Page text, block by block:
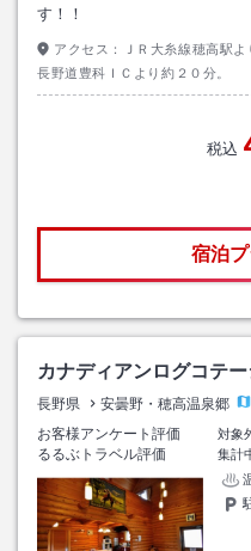
す！！
アクセス：
ＪＲ大糸線穂高駅
長野道豊科ＩＣより約２０分。
税込
宿泊
カナディアンログコテ
長野県 安曇野・穂高温泉郷
お客様アンケート評価
対象
るるぶトラベル評価
集計